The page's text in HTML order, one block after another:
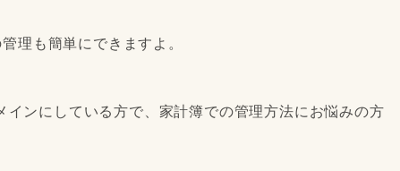
理も簡単にできますよ。
ンにしている方で、家計簿での管理方法にお悩みの方